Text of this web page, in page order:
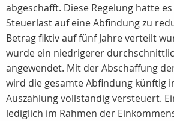
abgeschafft. Diese Regelung hatte
Steuerlast auf eine Abfindung zu
Betrag fiktiv auf fünf Jahre verteilt
wurde ein niedrigerer
angewendet. Mit der Abschaffung
wird die gesamte Abfindung künftig
Auszahlung vollständig versteuert.
lediglich im Rahmen der